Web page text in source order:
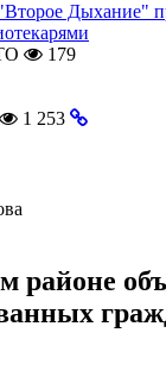
Дыхание"
179
1 253
районе